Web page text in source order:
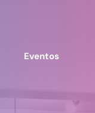
Eventos